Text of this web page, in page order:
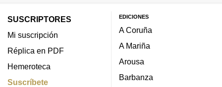
SUSCRIPTORES
Mi suscripción
Réplica en PDF
Hemeroteca
Suscríbete
EDICIONES
A Coruña
A Mariña
Arousa
Barbanza